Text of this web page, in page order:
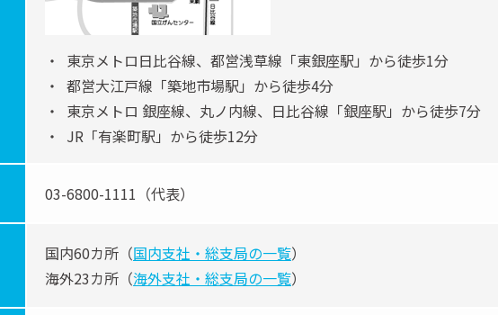
東京メトロ日比谷線、都営浅草線「東銀座駅」から徒歩1分
都営大江戸線「築地市場駅」から徒歩4分
東京メトロ 銀座線、丸ノ内線、日比谷線「銀座駅」から徒歩7分
JR「有楽町駅」から徒歩12分
03-6800-1111（代表）
国内60カ所（国内支社・総支局の一覧）
海外23カ所（海外支社・総支局の一覧）